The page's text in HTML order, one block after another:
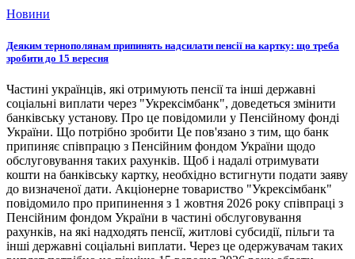
Новини
Деяким тернополянам припинять надсилати пенсії на картку: що треба
зробити до 15 вересня
Частині українців, які отримують пенсії та інші державні
соціальні виплати через "Укрексімбанк", доведеться змінити
банківську установу. Про це повідомили у Пенсійному фонді
України. Що потрібно зробити Це пов'язано з тим, що банк
припиняє співпрацю з Пенсійним фондом України щодо
обслуговування таких рахунків. Щоб і надалі отримувати
кошти на банківську картку, необхідно встигнути подати заяву
до визначеної дати. Акціонерне товариство "Укрексімбанк"
повідомило про припинення з 1 жовтня 2026 року співпраці з
Пенсійним фондом України в частині обслуговування
рахунків, на які надходять пенсії, житлові субсидії, пільги та
інші державні соціальні виплати. Через це одержувачам таких